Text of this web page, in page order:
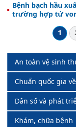
Bệnh bạch hầu
trường hợp tử
1
An toàn vệ sinh
Chuẩn quốc gia
Dân số và phát
Khám, chữa bệnh